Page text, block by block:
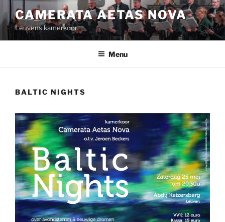
Spring
naar
de
inhoud
CAMERATA AETAS NOVA
Leuvens kamerkoor
Menu
BALTIC NIGHTS